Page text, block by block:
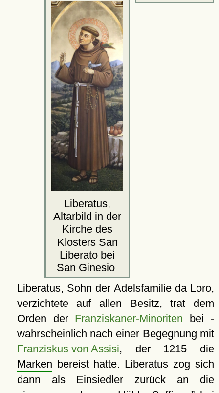
Liberatus,
Altarbild in der
Kirche des
Klosters San
Liberato bei
San Ginesio
Liberatus, Sohn der Adelsfamilie da Loro,
verzichtete auf allen Besitz, trat dem
Orden der Franziskaner-Minoriten bei -
wahrscheinlich nach einer Begegnung mit
Franziskus von Assisi, der 1215 die
Marken bereist hatte. Liberatus zog sich
dann als Einsiedler zurück an die